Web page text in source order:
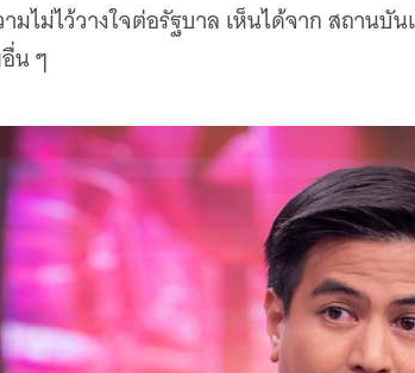
มไม่ไว้วางใจต่อรัฐบาล เห็นได้จาก สถานบั
น ๆ